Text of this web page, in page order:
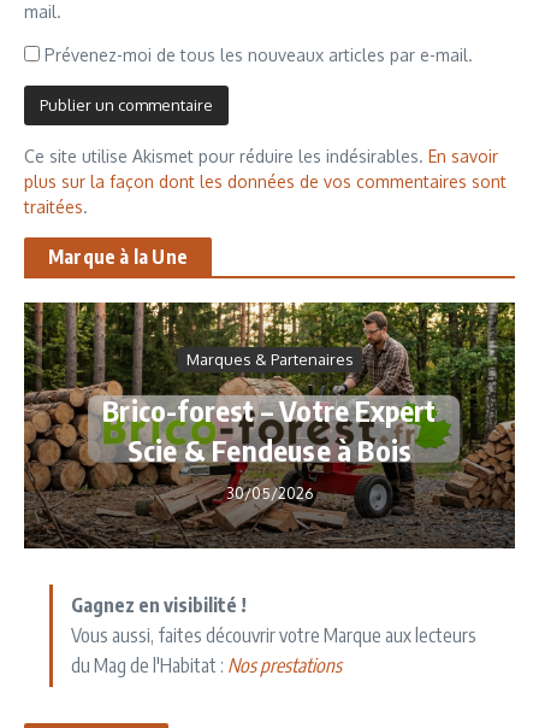
mail.
Prévenez-moi de tous les nouveaux articles par e-mail.
Ce site utilise Akismet pour réduire les indésirables. En savoir
plus sur la façon dont les données de vos commentaires sont
traitées.
Marque à la Une
Marques & Partenaires
Brico-forest – Votre Expert
Scie & Fendeuse à Bois
30/05/2026
Gagnez en visibilité !
Vous aussi, faites découvrir votre Marque aux lecteurs
du Mag de l'Habitat : Nos prestations